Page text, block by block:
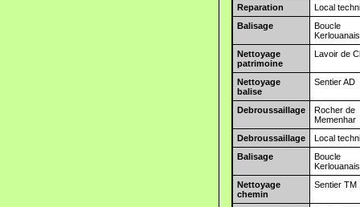
Reparation
Local
Balisage
Boucle
Nettoyage
patrimoine
Lavoir de
Nettoyage
balise
Sentier AD
Debroussaillage
Rocher de
Memenhar
Debroussaillage
Local
Balisage
Boucle
Nettoyage
chemin
Sentier TM